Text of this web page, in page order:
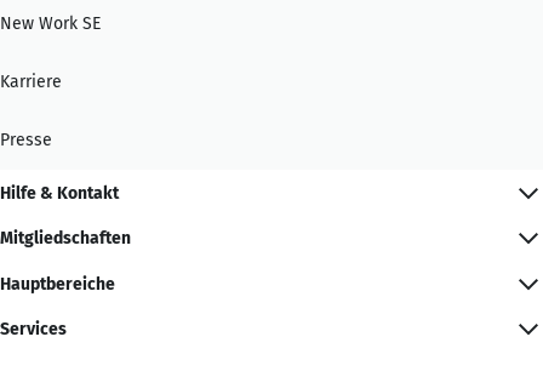
New Work SE
Karriere
Presse
Hilfe & Kontakt
Mitgliedschaften
Hauptbereiche
Services